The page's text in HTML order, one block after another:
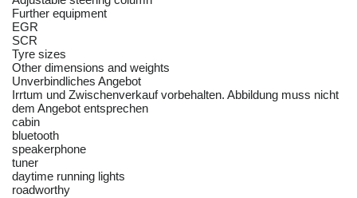
Further equipment
EGR
SCR
Tyre sizes
Other dimensions and weights
Unverbindliches Angebot
Irrtum und Zwischenverkauf vorbehalten. Abbildung muss nicht
dem Angebot entsprechen
cabin
bluetooth
speakerphone
tuner
daytime running lights
roadworthy